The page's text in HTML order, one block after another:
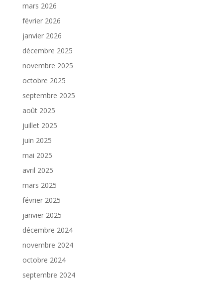
mars 2026
février 2026
janvier 2026
décembre 2025
novembre 2025
octobre 2025
septembre 2025
août 2025
juillet 2025
juin 2025
mai 2025
avril 2025
mars 2025
février 2025
janvier 2025
décembre 2024
novembre 2024
octobre 2024
septembre 2024